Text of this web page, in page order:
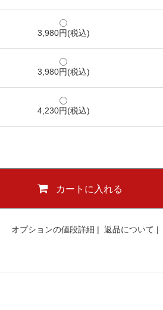
3,980円(税込)
3,980円(税込)
4,230円(税込)
カートに入れる
オプションの値段詳細 | 返品について |